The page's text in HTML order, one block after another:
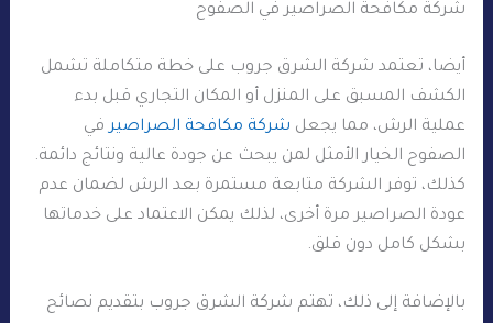
شركة مكافحة الصراصير في الصفوح
أيضا، تعتمد شركة الشرق جروب على خطة متكاملة تشمل
الكشف المسبق على المنزل أو المكان التجاري قبل بدء
عملية الرش، مما يجعل شركة مكافحة الصراصيرفي
الصفوح الخيار الأمثل لمن يبحث عن جودة عالية ونتائج دائمة.
كذلك، توفر الشركة متابعة مستمرة بعد الرش لضمان عدم
عودة الصراصير مرة أخرى، لذلك يمكن الاعتماد على خدماتها
بشكل كامل دون قلق.
بالإضافة إلى ذلك، تهتم شركة الشرق جروب بتقديم نصائح